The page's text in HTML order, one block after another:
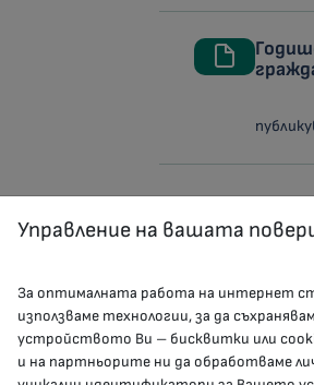
Управление на вашата
За оптималната работа на интернет
използваме технологии, за да
устройството Ви – бисквитки или
и на партньорите ни да обработваме